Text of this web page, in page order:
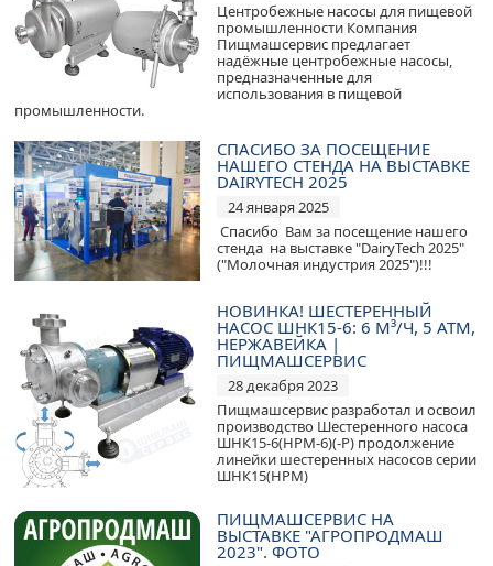
Центробежные насосы для пищевой
промышленности Компания
Пищмашсервис предлагает
надёжные центробежные насосы,
предназначенные для
использования в пищевой
промышленности.
СПАСИБО ЗА ПОСЕЩЕНИЕ
НАШЕГО СТЕНДА НА ВЫСТАВКЕ
DAIRYTECH 2025
24 января 2025
Спасибо Вам за посещение нашего
стенда на выставке "DairyTech 2025"
("Молочная индустрия 2025")!!!
НОВИНКА! ШЕСТЕРЕННЫЙ
НАСОС ШНК15-6: 6 М³/Ч, 5 АТМ,
НЕРЖАВЕЙКА |
ПИЩМАШСЕРВИС
28 декабря 2023
Пищмашсервис разработал и освоил
производство Шестеренного насоса
ШНК15-6(НРМ-6)(-Р) продолжение
линейки шестеренных насосов серии
ШНК15(НРМ)
ПИЩМАШСЕРВИС НА
ВЫСТАВКЕ "АГРОПРОДМАШ
2023". ФОТО